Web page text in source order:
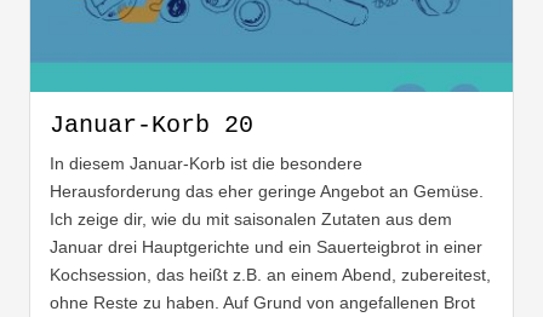
Januar-Korb 20
In diesem Januar-Korb ist die besondere
Herausforderung das eher geringe Angebot an Gemüse.
Ich zeige dir, wie du mit saisonalen Zutaten aus dem
Januar drei Hauptgerichte und ein Sauerteigbrot in einer
Kochsession, das heißt z.B. an einem Abend, zubereitest,
ohne Reste zu haben. Auf Grund von angefallenen Brot